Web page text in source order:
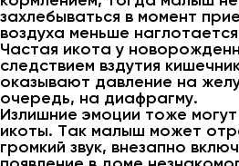
захлебываться в момент
воздуха меньше
Частая икота у
следствием вздутия
оказывают давление на
очередь, на диафрагму.
Излишние эмоции тоже
икоты. Так малыш может
громкий звук, внезапно